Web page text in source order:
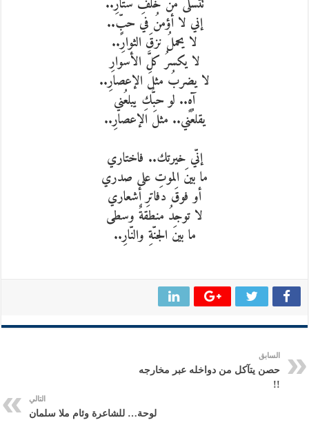
تتسلى من خلفِ ستارِ..
إني لا أؤمنُ في حبٍّ..
لا يحملُ نزقَ الثوارِ..
لا يكسرُ كلَّ الأسوارِ
لا يضربُ مثلَ الإعصارِ..
آهٍ.. لو حبُّكِ يبلعُني
يقلعُني.. مثلَ الإعصارِ..
إنّي خيرتك.. فاختاري
ما بينَ الموتِ على صدري
أو فوقَ دفاترِ أشعاري
لا توجدُ منطقةٌ وسطى
ما بينَ الجنّةِ والنّارِ..
السابق
حصن يتآكل من دواخله عبر مخارجه
!!
التالي
لوحة… للشاعرة وئام ملا سلمان